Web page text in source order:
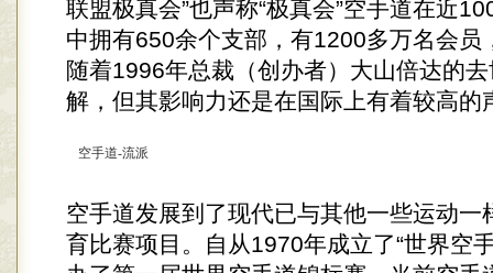
联盟极真会”也声称“极真会”空手道在近
中拥有650余个支部，有1200多万名会员
随着1996年总裁（创办者）大山倍达的
解，但其影响力还是在国际上有着较高的
空手道-流派
空手道发展到了现代已与其他一些运动一
育比赛项目。自从1970年成立了“世界空